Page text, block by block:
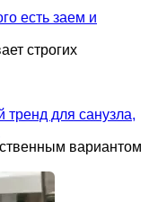
есть заем и
строгих
тренд для санузла,
вариантом